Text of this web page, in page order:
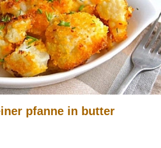
pfanne in butter